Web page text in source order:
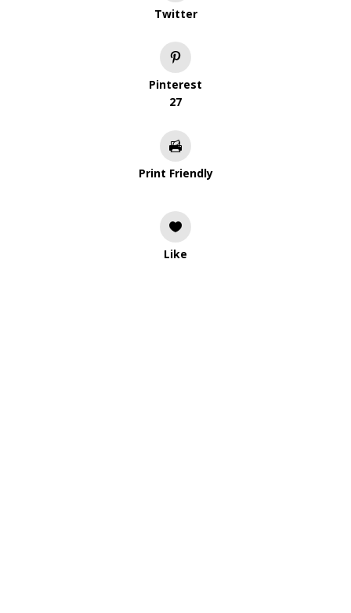
Twitter
Pinterest
27
Print Friendly
Like